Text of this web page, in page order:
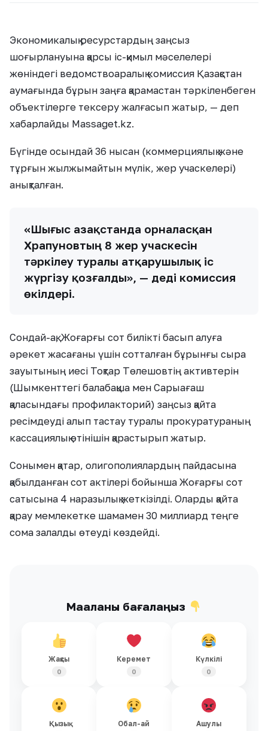
Экономикалық ресурстардың заңсыз
шоғырлануына қарсы іс-қимыл мәселелері
жөніндегі ведомствоаралық комиссия Қазақстан
аумағында бұрын заңға қарамастан тәркіленбеген
объектілерге тексеру жалғасып жатыр, — деп
хабарлайды Massaget.kz.
Бүгінде осындай 36 нысан (коммерциялық және
тұрғын жылжымайтын мүлік, жер учаскелері)
анықталған.
«Шығыс Қазақстанда орналасқан
Храпуновтың 8 жер учаскесін
тәркілеу туралы атқарушылық іс
жүргізу қозғалды», — деді комиссия
өкілдері.
Сондай-ақ, Жоғарғы сот билікті басып алуға
әрекет жасағаны үшін сотталған бұрынғы сыра
зауытының иесі Тоқтар Төлешовтің активтерін
(Шымкенттегі балабақша мен Сарыағаш
қаласындағы профилакторий) заңсыз қайта
ресімдеуді алып тастау туралы прокуратураның
кассациялық өтінішін қарастырып жатыр.
Сонымен қатар, олигополиялардың пайдасына
қабылданған сот актілері бойынша Жоғарғы сот
сатысына 4 наразылық жеткізілді. Оларды қайта
қарау мемлекетке шамамен 30 миллиард теңге
сома залалды өтеуді көздейді.
Мақаланы бағалаңыз
Жақсы
0
Керемет
0
Күлкілі
0
Қызық Обал-ай Ашулы